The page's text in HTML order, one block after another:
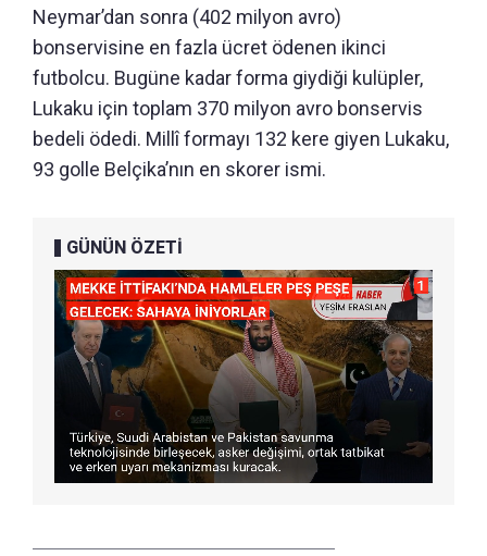
Neymar’dan sonra (402 milyon avro)
bonservisine en fazla ücret ödenen ikinci
futbolcu. Bugüne kadar forma giydiği kulüpler,
Lukaku için toplam 370 milyon avro bonservis
bedeli ödedi. Millî formayı 132 kere giyen Lukaku,
93 golle Belçika’nın en skorer ismi.
GÜNÜN ÖZETİ